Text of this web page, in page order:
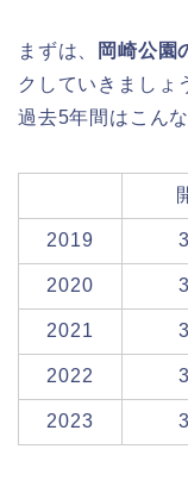
まずは、 岡崎公園
クしていきましょ
過去5年間はこん
2019
2020
2021
2022
2023